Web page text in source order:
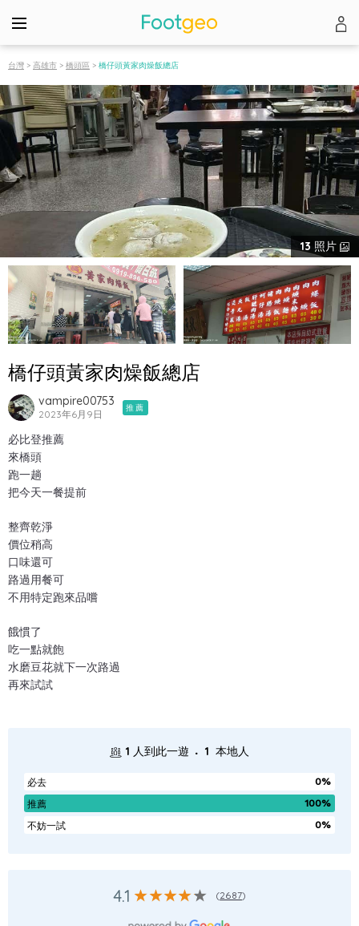
台灣 > 高雄市 > 橋頭區 > 橋仔頭黃家肉燥飯總店
13 照片
橋仔頭黃家肉燥飯總店
vampire00753
2023年6月9日
推薦
必比登推薦
來橋頭
跑一趟
把今天一餐提前
整齊乾淨
價位稍高
口味還可
路過用餐可
不用特定跑來品嚐
餓慣了
吃一點就飽
水磨豆花就下一次路過
再來試試
1 人到此一遊 . 1 本地人
必去
0%
推薦
100%
不妨一試
0%
4.1 (2687)